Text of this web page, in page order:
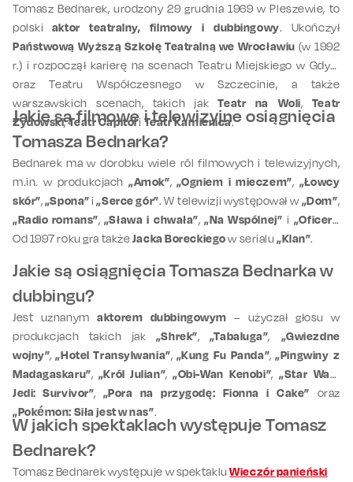
Tomasz Bednarek, urodzony 29 grudnia 1969 w Pleszewie, to
polski aktor teatralny, filmowy i dubbingowy. Ukończył
Państwową Wyższą Szkołę Teatralną we Wrocławiu (w 1992
r.) i rozpoczął karierę na scenach Teatru Miejskiego w Gdyni
oraz Teatru Współczesnego w Szczecinie, a także
warszawskich scenach, takich jakTeatr na Woli, Teatr
Żydowski,Teatr Capitoli Teatr Kamienica.
Jakie są filmowe i telewizyjne osiągnięcia
Tomasza Bednarka?
Bednarek ma w dorobku wiele ról filmowych i telewizyjnych,
m.in. w produkcjach„Amok”, „Ogniem i mieczem”, „Łowcy
skór”,„Spona”i„Serce gór”. W telewizji występował w „Dom”,
„Radio romans”, „Sława i chwała”, „Na Wspólnej” i „Oficer”.
Od 1997 roku gra takżeJacka Boreckiegow serialu „Klan”.
Jakie są osiągnięcia Tomasza Bednarka w
dubbingu?
Jest uznanymaktorem dubbingowym – użyczał głosu w
produkcjach takich jak „Shrek”, „Tabaluga”, „Gwiezdne
wojny”,„Hotel Transylwania”, „Kung Fu Panda”,„Pingwiny z
Madagaskaru”, „Król Julian”,„Obi-Wan Kenobi”,„Star Wars
Jedi: Survivor”, „Pora na przygodę: Fionna i Cake” oraz
„Pokémon: Siła jest w nas”.
W jakich spektaklach występuje Tomasz
Bednarek?
Tomasz Bednarek występuje w spektakluWieczór panieński